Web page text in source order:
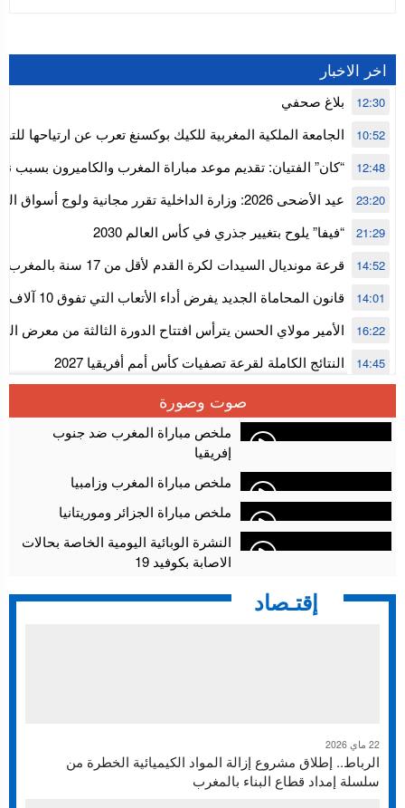
اخر الاخبار
بلاغ صحفي 12:30
الجامعة الملكية المغربية للكيك بوكسنغ تعرب عن ارتياحها
للمجلس الأعلى للحسابات
10:52
“كان” الفتيان: تقديم موعد مباراة المغرب والكاميرون بسبب
إفريقيا
12:48
عيد الأضحى 2026: وزارة الداخلية تقرر مجانية ولوج
استنفار” لتنظيمها
23:20
“فيفا” يلوح بتغيير جذري في كأس العالم 2030 21:29
قرعة مونديال السيدات لكرة
المستوى الأول
14:52
قانون المحاماة الجديد يفرض أداء الأتعاب التي تفوق 10 آلاف درهم بالشيك 14:01
الأمير مولاي الحسن يترأس افتتاح الدورة الثالثة من معرض
الألعاب الإلكترونية
16:22
النتائج الكاملة لقرعة تصفيات كأس أمم أفريقيا 2027 14:45
سلا.. توقيف ثلاثة مروجين وحجز أكثر من 4300 قرص مخدر وكوكايين وإكستازي
أقراص مهلوسة داخل فضاء للشيشة تستنفر شرطة أكادير 12:48
صوت وصورة
ملخص مباراة المغرب ضد جنوب
إفريقيا
ملخص مباراة المغرب وزامبيا
ملخص مباراة الجزائر وموريتانيا
النشرة الوبائية اليومية الخاصة بحالات
الاصابة بكوفيد 19
إقتـصاد
22 ماي 2026
الرباط.. إطلاق مشروع إزالة المواد الكيميائية الخطرة من
سلسلة إمداد قطاع البناء بالمغرب